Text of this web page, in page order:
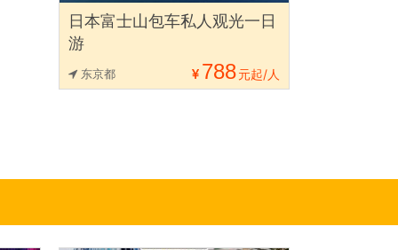
日本富士山包车私人观光一日
游
东京都 788元起/人